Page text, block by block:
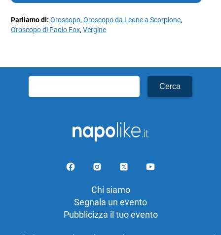
Parliamo di:Oroscopo,Oroscopo da Leone a Scorpione,
Oroscopo di Paolo Fox,Vergine
per:
Chi siamo
Segnala un evento
Pubblicizza il tuo evento